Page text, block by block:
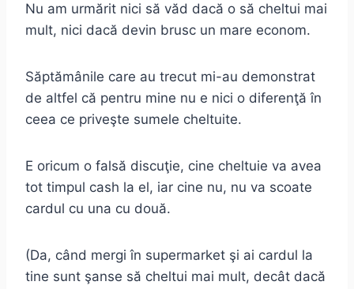
Nu am urmărit nici să văd dacă o să cheltui mai
mult, nici dacă devin brusc un mare econom.
Săptămânile care au trecut mi-au demonstrat
de altfel că pentru mine nu e nici o diferenţă în
ceea ce priveşte sumele cheltuite.
E oricum o falsă discuţie, cine cheltuie va avea
tot timpul cash la el, iar cine nu, nu va scoate
cardul cu una cu două.
(Da, când mergi în supermarket şi ai cardul la
tine sunt şanse să cheltui mai mult, decât dacă